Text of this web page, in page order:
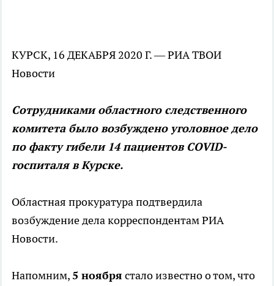
КУРСК, 16 ДЕКАБРЯ 2020 Г. — РИА ТВОИ
Новости
Сотрудниками областного следственного
комитета было возбуждено уголовное дело
по факту гибели 14 пациентов COVID-
госпиталя в Курске.
Областная прокуратура подтвердила
возбуждение дела корреспондентам РИА
Новости.
Напомним, 5 ноября стало известно о том, что